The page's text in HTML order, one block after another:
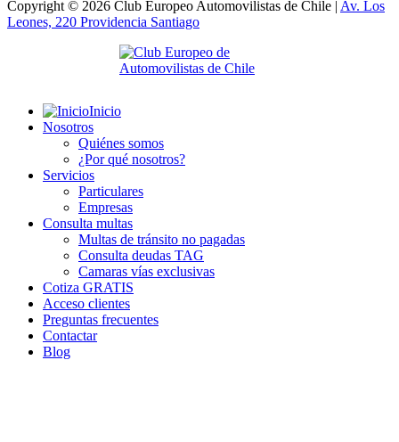
Copyright © 2026 Club Europeo Automovilistas de Chile | Av. Los
Leones, 220 Providencia Santiago
Inicio
Nosotros
Quiénes somos
¿Por qué nosotros?
Servicios
Particulares
Empresas
Consulta multas
Multas de tránsito no pagadas
Consulta deudas TAG
Camaras vías exclusivas
Cotiza GRATIS
Acceso clientes
Preguntas frecuentes
Contactar
Blog